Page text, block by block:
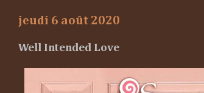
jeudi 6 août 2020
Well Intended Love